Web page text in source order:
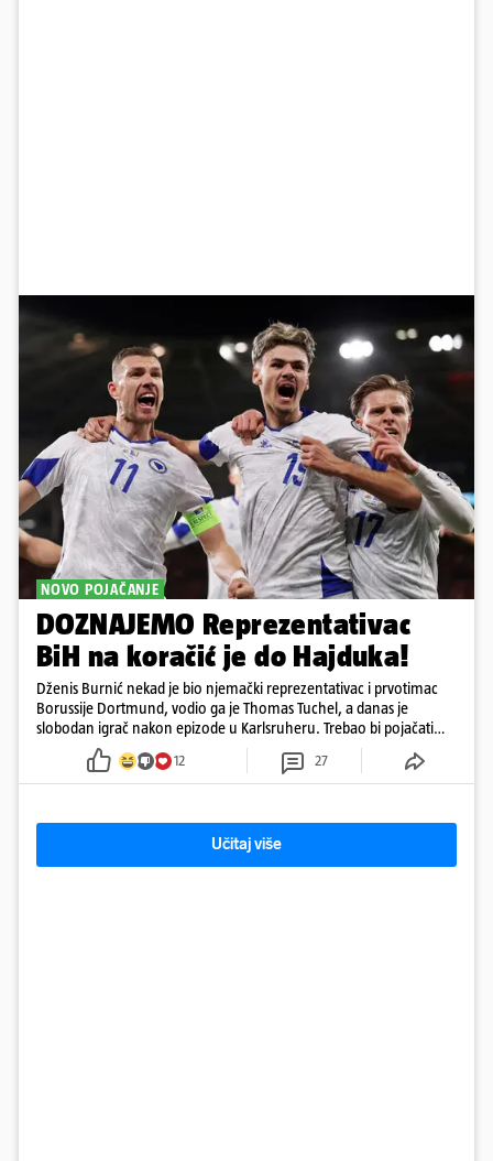
NOVO POJAČANJE
DOZNAJEMO Reprezentativac
BiH na koračić je do Hajduka!
Dženis Burnić nekad je bio njemački reprezentativac i prvotimac
Borussije Dortmund, vodio ga je Thomas Tuchel, a danas je
slobodan igrač nakon epizode u Karlsruheru. Trebao bi pojačati
konkurenciju u veznom redu
12 27
Učitaj više